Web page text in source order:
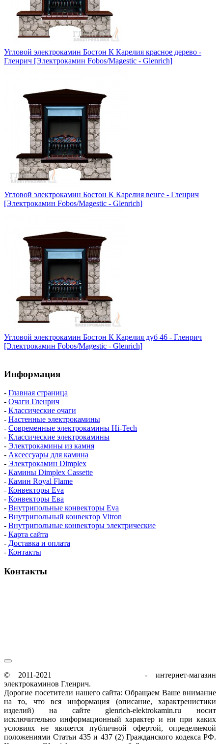
Угловой электрокамин Бостон К Карелия красное дерево -
Гленрич [Электрокамин Fobos/Magestic - Glenrich]
Угловой электрокамин Бостон К Карелия венге - Гленрич
[Электрокамин Fobos/Magestic - Glenrich]
Угловой электрокамин Бостон К Карелия дуб 46 - Гленрич
[Электрокамин Fobos/Magestic - Glenrich]
Информация
- Главная страница
- Очаги Гленрич
- Классические очаги
- Настенные электрокамины
- Современные электрокамины Hi-Tech
- Классические электрокамины
- Электрокамины из камня
- Аксессуары для камина
- Электрокамин Dimplex
- Камины Dimplex Cassette
- Камин Royal Flame
- Конвекторы Eva
- Конвекторы Ева
- Внутрипольные конвекторы Eva
- Внутрипольный конвектор Vitron
- Внутрипольные конвекторы электрические
- Карта сайта
- Доставка и оплата
- Контакты
Контакты
© 2011-2021
- интернет-магазин
электрокаминов Гленрич.
Дорогие посетители нашего сайта: Обращаем Ваше внимание
на то, что вся информация (описание, характренистики
изделий) на сайте glenrich-elektrokamin.ru носит
исключительно информационный характер и ни при каких
условиях не является публичной офертой, определяемой
положениями Статьи 435 и 437 (2) Гражданского кодекса РФ.